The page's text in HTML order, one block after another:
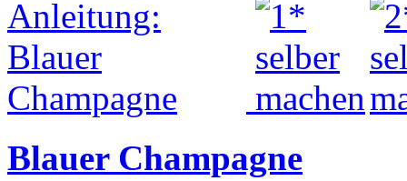
Blauer Champagne